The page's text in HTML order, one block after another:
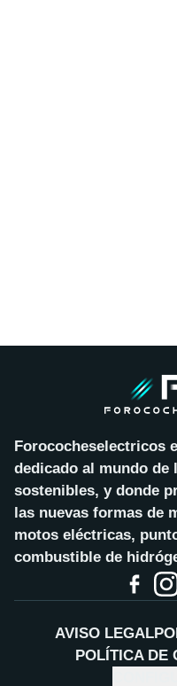
Forococheselectricos
dedicado al mundo
sostenibles, y donde
las nuevas formas de
motos eléctricas,
combustible de
AVISO LEGAL
POLÍTICA DE